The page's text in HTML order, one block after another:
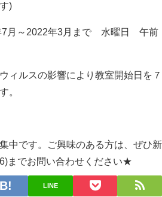
)
7月～2022年3月まで 水曜日 午前
ィルスの影響により教室開始日を７
。
中です。ご興味のある方は、ぜひ新
までお問い合わせください★
LINE